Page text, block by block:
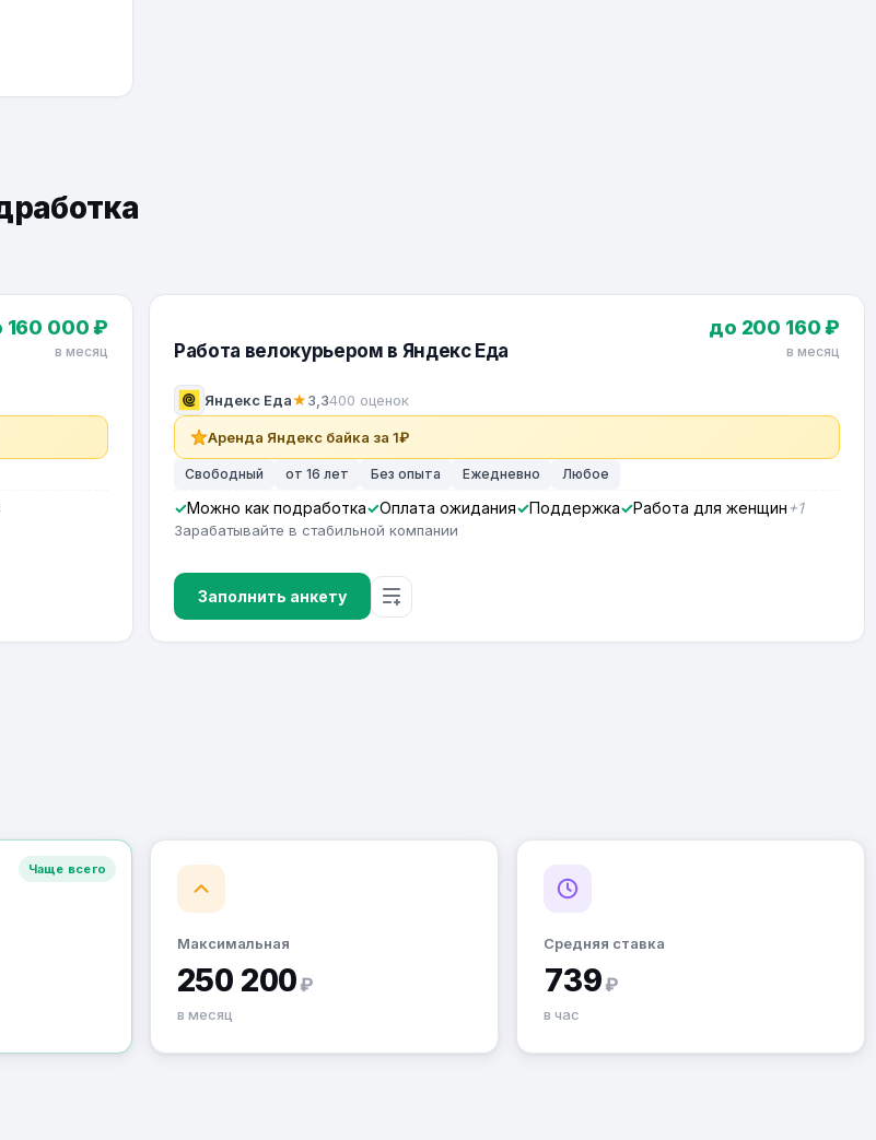
160 000 ₽
в месяц Работа велокурьером в Яндекс Еда
Яндекс Еда★3,3400 оценок
до 200 160 ₽
в месяц
Аренда Яндекс байка за 1₽
Свободный от 16 лет Без опыта Ежедневно Любое
Можно как подработка Оплата ожидания Поддержка Работа для женщин +1
Зарабатывайте в стабильной компании
Заполнить анкету
Чаще всего
Максимальная
250 200 ₽
в месяц
Средняя ставка
739 ₽
в час